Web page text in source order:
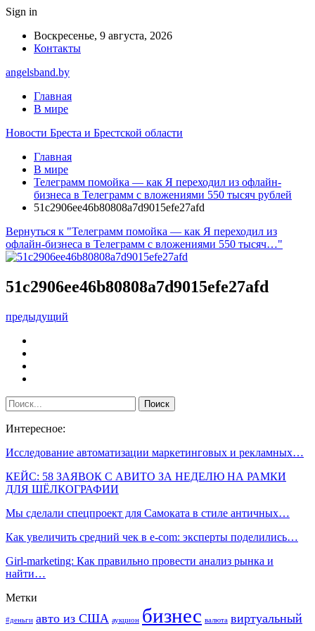
Sign in
Воскресенье, 9 августа, 2026
Контакты
angelsband.by
Главная
В мире
Новости Бреста и Брестской области
Главная
В мире
Телеграмм помойка — как Я переходил из офлайн-
бизнеса в Телеграмм с вложениями 550 тысяч рублей
51c2906ee46b80808a7d9015efe27afd
Вернуться к "Телеграмм помойка — как Я переходил из
офлайн-бизнеса в Телеграмм с вложениями 550 тысяч…"
51c2906ee46b80808a7d9015efe27afd
предыдущий
Интересное:
Исследование автоматизации маркетинговых и рекламных…
КЕЙС: 58 ЗАЯВОК С АВИТО ЗА НЕДЕЛЮ НА РАМКИ
ДЛЯ ШЁЛКОГРАФИИ
Мы сделали спецпроект для Самоката в стиле античных…
Как увеличить средний чек в e-com: эксперты поделились…
Girl-marketing: Как правильно провести анализ рынка и
найти…
Метки
#деньги авто из США аукцион бизнес валюта виртуальный